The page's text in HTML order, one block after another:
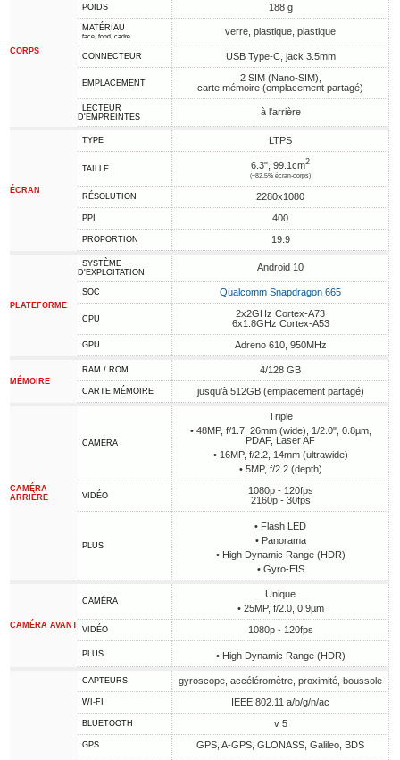
CORPS
POIDS 188 g
MATÉRIAU
face, fond, cadre verre, plastique, plastique
CONNECTEUR USB Type-C, jack 3.5mm
EMPLACEMENT
2 SIM (Nano-SIM),
carte mémoire (emplacement partagé)
LECTEUR
D'EMPREINTES
à l'arrière
ÉCRAN
TYPE LTPS
TAILLE 6.3", 99.1cm2
(~82.5% écran-corps)
RÉSOLUTION 2280x1080
PPI 400
PROPORTION 19:9
PLATEFORME
SYSTÈME
D'EXPLOITATION
Android 10
SOC Qualcomm Snapdragon 665
CPU
2x2GHz Cortex-A73
6x1.8GHz Cortex-A53
GPU Adreno 610, 950MHz
MÉMOIRE
RAM / ROM 4/128 GB
CARTE MÉMOIRE jusqu'à 512GB (emplacement partagé)
CAMÉRA
ARRIÈRE
CAMÉRA
Triple
• 48MP, f/1.7, 26mm (wide), 1/2.0", 0.8µm,
PDAF, Laser AF
• 16MP, f/2.2, 14mm (ultrawide)
• 5MP, f/2.2 (depth)
VIDÉO
1080p - 120fps
2160p - 30fps
PLUS
• Flash LED
• Panorama
• High Dynamic Range (HDR)
• Gyro-EIS
CAMÉRA AVANT
CAMÉRA
Unique
• 25MP, f/2.0, 0.9µm
VIDÉO 1080p - 120fps
PLUS • High Dynamic Range (HDR)
CAPTEURS gyroscope, accéléromètre, proximité, boussole
WI-FI IEEE 802.11 a/b/g/n/ac
BLUETOOTH v 5
GPS GPS, A-GPS, GLONASS, Galileo, BDS